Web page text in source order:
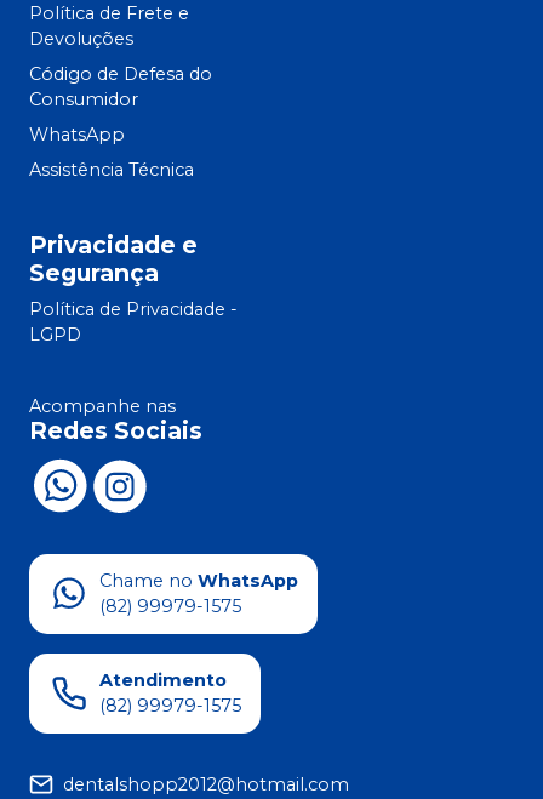
Política de Frete e
Devoluções
Código de Defesa do
Consumidor
WhatsApp
Assistência Técnica
Privacidade e
Segurança
Política de Privacidade -
LGPD
Acompanhe nas
Redes Sociais
Chame no WhatsApp
(82) 99979-1575
Atendimento
(82) 99979-1575
dentalshopp2012@hotmail.com